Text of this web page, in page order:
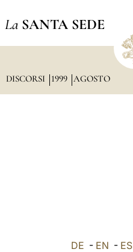
La SANTA SEDE
DISCORSI 1999 AGOSTO
DE - EN - ES